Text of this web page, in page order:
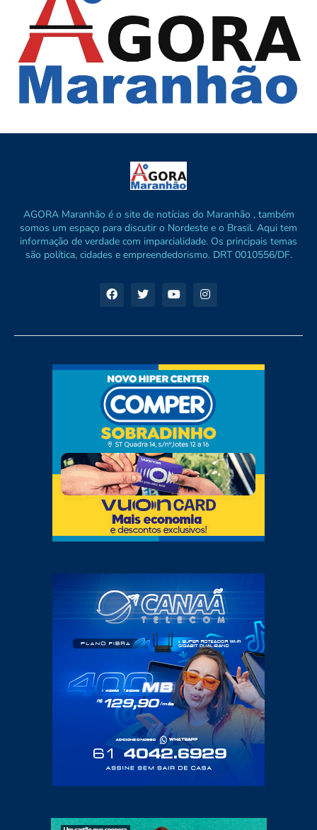
AGORA Maranhão é o site de notícias do Maranhão , também
somos um espaço para discutir o Nordeste e o Brasil. Aqui tem
informação de verdade com imparcialidade. Os principais temas
são política, cidades e empreendedorismo. DRT 0010556/DF.